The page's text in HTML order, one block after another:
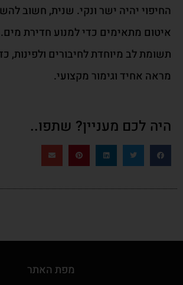
החיפוי יהיה ישר ונקי. שנית, חשוב
איטום מתאימים כדי למנוע חדירת
תשומת לב מיוחדת לחיבורים ולפינות,
מראה אחיד וגימור מקצועי.
היה לכם מעניין? שתפו..
מפת האתר